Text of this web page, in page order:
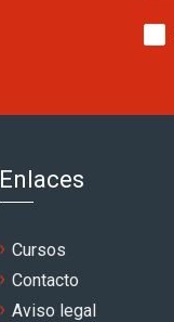
Enlaces
Cursos
Contacto
Aviso legal